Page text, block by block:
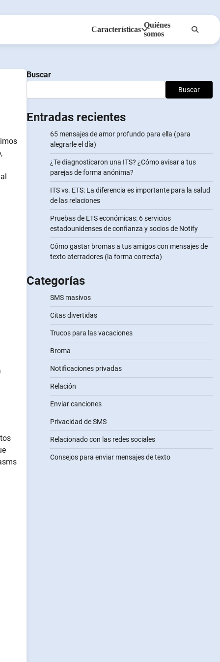
Características
Quiénes
somos
Buscar
Buscar
Entradas recientes
65 mensajes de amor profundo para ella (para
alegrarle el día)
¿Te diagnosticaron una ITS? ¿Cómo avisar a tus
parejas de forma anónima?
ITS vs. ETS: La diferencia es importante para la salud
de las relaciones
Pruebas de ETS económicas: 6 servicios
estadounidenses de confianza y socios de Notify
Cómo gastar bromas a tus amigos con mensajes de
texto aterradores (la forma correcta)
Categorías
SMS masivos
Citas divertidas
Trucos para las vacaciones
Broma
Notificaciones privadas
Relación
Enviar canciones
Privacidad de SMS
Relacionado con las redes sociales
Consejos para enviar mensajes de texto